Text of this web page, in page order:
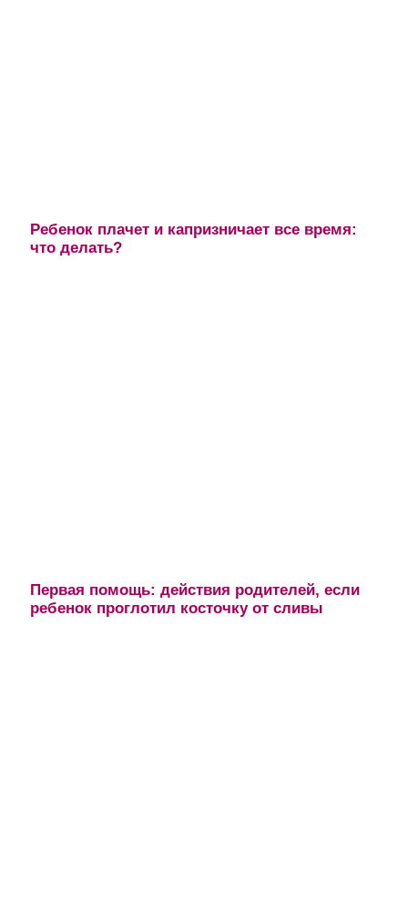
Ребенок плачет и капризничает все время:
что делать?
Первая помощь: действия родителей, если
ребенок проглотил косточку от сливы